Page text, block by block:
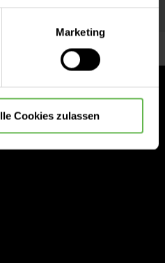
Auswahl hinsichtlich der
Verwendung aller Cookies
Marketing
Cookies zulassen